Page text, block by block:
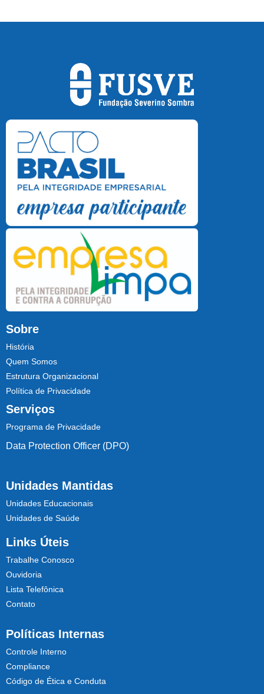
Sobre
História
Quem Somos
Estrutura Organizacional
Política de Privacidade
Serviços
Programa de Privacidade
Data Protection Officer (DPO)
Unidades Mantidas
Unidades Educacionais
Unidades de Saúde
Links Úteis
Trabalhe Conosco
Ouvidoria
Lista Telefônica
Contato
Políticas Internas
Controle Interno
Compliance
Código de Ética e Conduta